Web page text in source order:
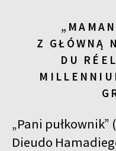
Z GŁÓWNĄ
DU
„Pani pułkownik”
Dieudo